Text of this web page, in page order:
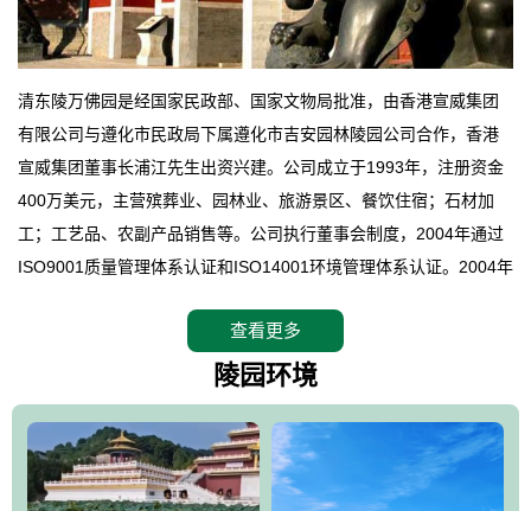
清东陵万佛园是经国家民政部、国家文物局批准，由香港宣威集团
有限公司与遵化市民政局下属遵化市吉安园林陵园公司合作，香港
宣威集团董事长浦江先生出资兴建。公司成立于1993年，注册资金
400万美元，主营殡葬业、园林业、旅游景区、餐饮住宿；石材加
工；工艺品、农副产品销售等。公司执行董事会制度，2004年通过
ISO9001质量管理体系认证和ISO14001环境管理体系认证。2004年
拥有4A级旅游区头衔的花园式陵园，园内建有四星级酒店一座。
万佛园位于遵化市境内，座落在世界文化遗产清东陵地形墙内，地
形绝佳，地理位置优越，交通便利。公司以“建设全国顶级人生后花
园、打造佛教精品旅游圣地”为目标，以海外归侨、国内外知名人士
的墓地安葬、祭祀吊亡并结合旅游参观构成其主要使用功能；以苍
郁绚丽、优雅宜人的园林景观构成其外部形象。通过墓园建设与造
查看更多
陵园环境